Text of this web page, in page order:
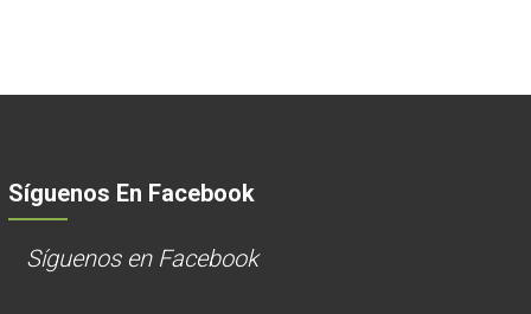
Síguenos En Facebook
Síguenos en Facebook